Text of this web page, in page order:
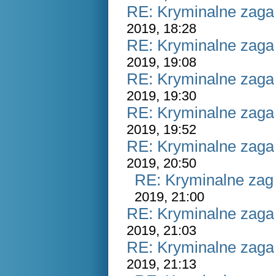
RE: Kryminalne
2019, 18:28
RE: Kryminalne
2019, 19:08
RE: Kryminalne
2019, 19:30
RE: Kryminalne
2019, 19:52
RE: Kryminalne
2019, 20:50
RE: Kryminalne
2019, 21:00
RE: Kryminalne
2019, 21:03
RE: Kryminalne
2019, 21:13